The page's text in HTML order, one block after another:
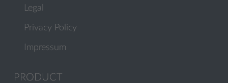
Legal
Privacy Policy
Impressum
PRODUCT